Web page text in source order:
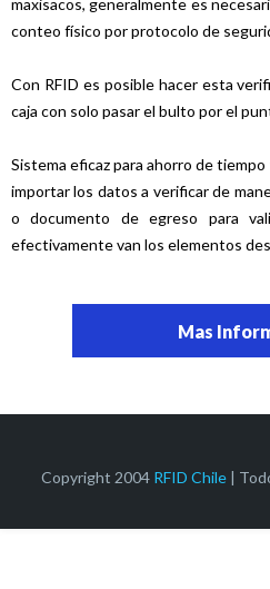
maxisacos, generalmente es
conteo físico por protocolo de
Con RFID es posible hacer esta
caja con solo pasar el bulto por el
Sistema eficaz para ahorro de
importar los datos a verificar de
o documento de egreso para
efectivamente van los elementos
Mas
Copyright 2004 RFID Chile |